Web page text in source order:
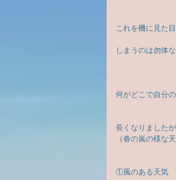
これを機に見た
しまうのは勿体
何がどこで自分
長くなりました
（春の嵐の様な
①風のある天気